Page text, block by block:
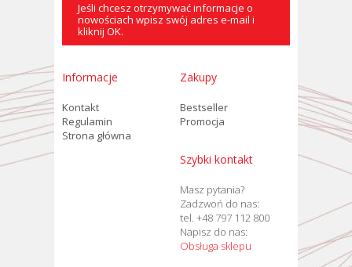
Jeśli chcesz otrzymywać informacje o
nowościach wpisz swój adres e-mail i
kliknij OK.
Informacje
Kontakt
Regulamin
Strona główna
Zakupy
Bestseller
Promocja
Szybki kontakt
Masz pytania?
Zadzwoń do nas:
tel. +48 797 112 800
Napisz do nas:
Obsługa sklepu